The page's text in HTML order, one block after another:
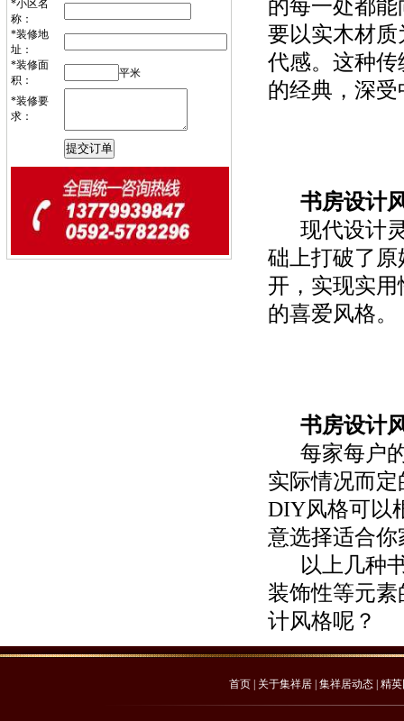
的每一处都
要以实木材
代感。这种
的经典，深
书房设计
现代设计灵
础上打破了
开，实现实
的喜爱风格。
书房设计
每家每户的
实际情况而
DIY风格可以
意选择适合
以上几种书
装饰性等元
计风格呢？
*小区名
称：
*装修地
址：
*装修面
积：
平米
*装修要
求：
首页| 关于集祥居| 集祥居动态| 精